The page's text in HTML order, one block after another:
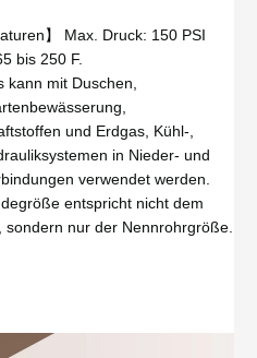
】 Max. Druck: 150 PSI
bis 250 F.
kann mit Duschen,
und Erdgas, Kühl-,
in Nieder- und
verwendet werden.
entspricht nicht dem
nur der Nennrohrgröße.